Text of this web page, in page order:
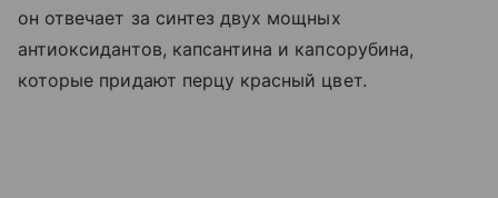
он отвечает за синтез двух мощных
антиоксидантов, капсантина и капсорубина,
которые придают перцу красный цвет.